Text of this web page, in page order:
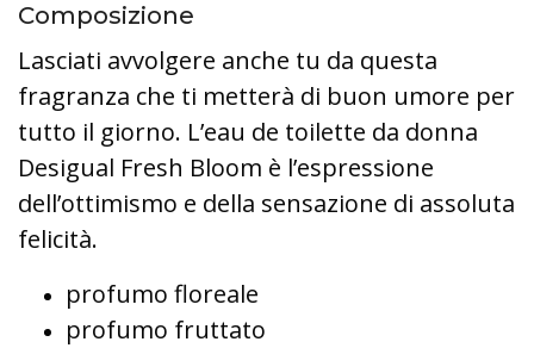
Composizione
Lasciati avvolgere anche tu da questa
fragranza che ti metterà di buon umore per
tutto il giorno. L’eau de toilette da donna
Desigual Fresh Bloom è l’espressione
dell’ottimismo e della sensazione di assoluta
felicità.
profumo floreale
profumo fruttato